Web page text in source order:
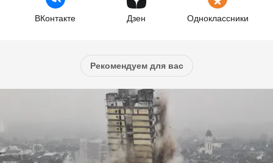
ВКонтакте Дзен Одноклассники
Рекомендуем для вас